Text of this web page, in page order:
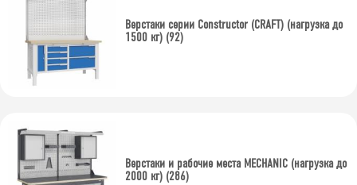
Фанера 40мм + 5мм металл
2 мм. сталь
Количество тумб
3
Наличие экрана
Верстаки серии Constructor (CRAFT) (нагрузка до
1500 кг) (92)
Верстаки и рабочие места MECHANIC (нагрузка до
2000 кг) (286)